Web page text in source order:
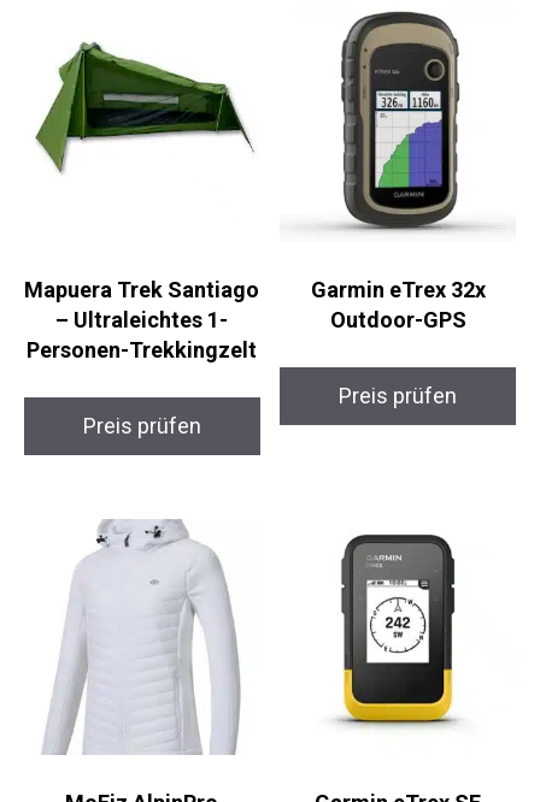
Mapuera Trek
Santiago –
Ultraleichtes 1-
Trekkingzelt
Garmin eTrex 32x
Outdoor-GPS
Preis prüfen